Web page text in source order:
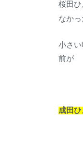
桜田
なかっ
小さ
前が
成田ひ